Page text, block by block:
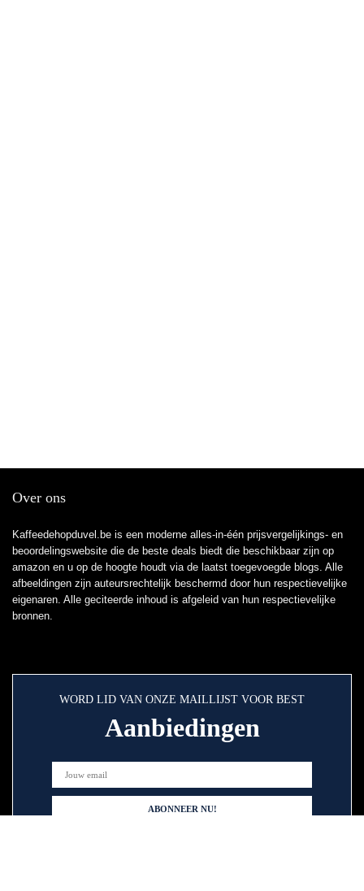
Over ons
Kaffeedehopduvel.be is een moderne alles-in-één prijsvergelijkings- en
beoordelingswebsite die de beste deals biedt die beschikbaar zijn op
amazon en u op de hoogte houdt via de laatst toegevoegde blogs. Alle
afbeeldingen zijn auteursrechtelijk beschermd door hun respectievelijke
eigenaren. Alle geciteerde inhoud is afgeleid van hun respectievelijke
bronnen.
WORD LID VAN ONZE MAILLIJST VOOR BEST
Aanbiedingen